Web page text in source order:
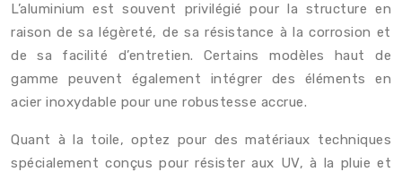
L’aluminium est souvent privilégié pour la structure en
raison de sa légèreté, de sa résistance à la corrosion et
de sa facilité d’entretien. Certains modèles haut de
gamme peuvent également intégrer des éléments en
acier inoxydable pour une robustesse accrue.
Quant à la toile, optez pour des matériaux techniques
spécialement conçus pour résister aux UV, à la pluie et